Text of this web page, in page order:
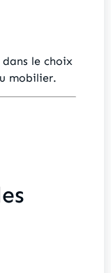
le choix
mobilier.